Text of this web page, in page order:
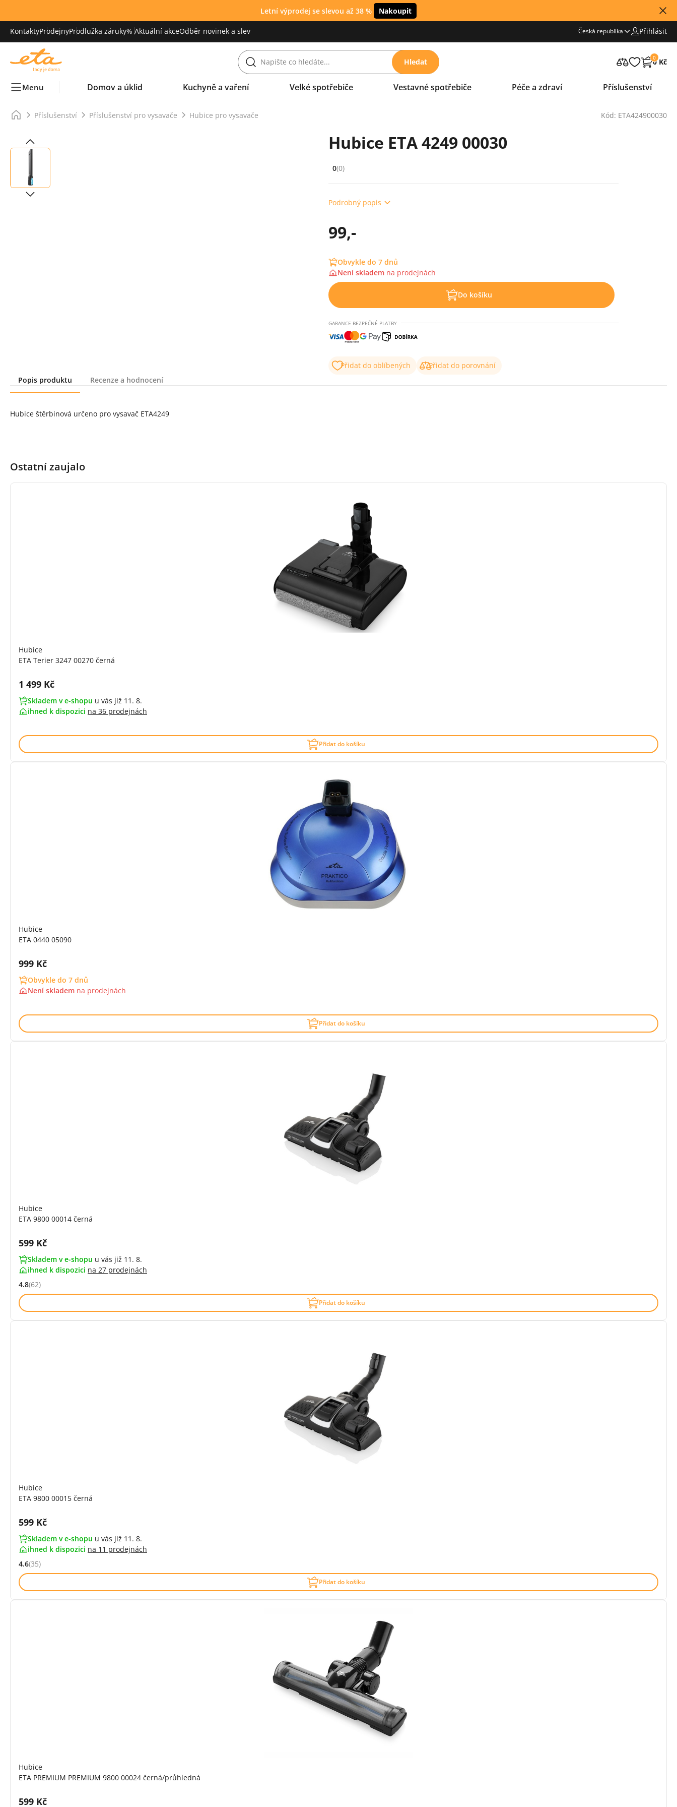
Letní výprodej se slevou až 38 % Nakoupit
KontaktyProdejnyProdlužka záruky% Aktuální akceOdběr novinek a slev Česká republika Přihlásit
Hledat 0
0 Kč
Menu Domov a úklid Kuchyně a vaření Velké spotřebiče Vestavné spotřebiče Péče a zdraví Příslušenství
Příslušenství Příslušenství pro vysavače Hubice pro vysavače Kód: ETA424900030
Hubice ETA 4249 00030
Hodnocení: 0 z 5 (0 recenzí)
0(0)
Podrobný popis
99,-
Obvykle do 7 dnů
Není skladem na prodejnách
Do košíku
GARANCE BEZPEČNÉ PLATBY
Přidat do oblíbených
Přidat do porovnání
Popis produktu
Recenze a hodnocení
Hubice štěrbinová určeno pro vysavač ETA4249
Ostatní zaujalo
Hubice
ETA Terier 3247 00270 černá
Cena s DPH:
1 499 Kč
Skladem v e-shopu u vás již 11. 8.
ihned k dispozici na 36 prodejnách
Přidat do košíku
Hubice
ETA 0440 05090
Cena s DPH:
999 Kč
Obvykle do 7 dnů
Není skladem na prodejnách
Přidat do košíku
Hubice
ETA 9800 00014 černá
Cena s DPH:
599 Kč
Skladem v e-shopu u vás již 11. 8.
ihned k dispozici na 27 prodejnách
Hodnocení: 4.8 z 5 (62 recenzí)
4.8(62)
Přidat do košíku
Hubice
ETA 9800 00015 černá
Cena s DPH:
599 Kč
Skladem v e-shopu u vás již 11. 8.
ihned k dispozici na 11 prodejnách
Hodnocení: 4.6 z 5 (35 recenzí)
4.6(35)
Přidat do košíku
Hubice
ETA PREMIUM PREMIUM 9800 00024 černá/průhledná
Cena s DPH:
599 Kč